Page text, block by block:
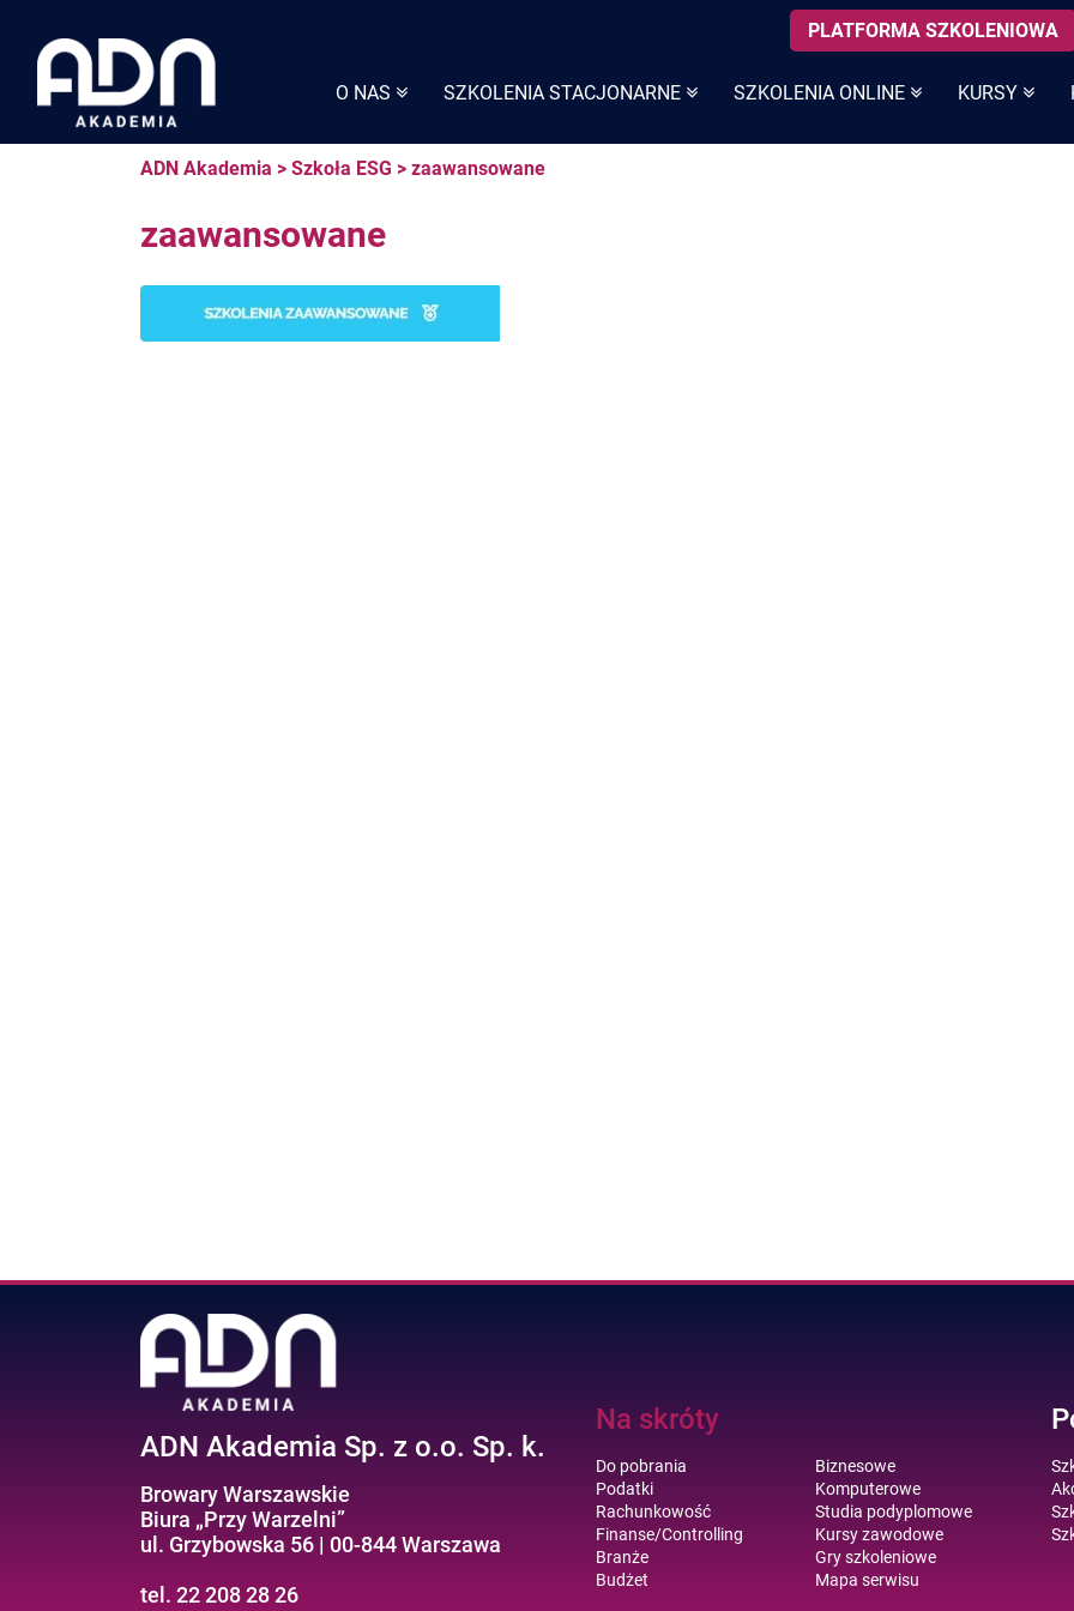
O NAS SZKOLENIA STACJONARNE SZKOLENIA ONLINE KURSY
content
PLATFORMA SZKOLENIOWA
ADN Akademia > Szkoła ESG > zaawansowane
zaawansowane
ADN Akademia Sp. z o.o. Sp. k.
Browary Warszawskie
Biura „Przy Warzelni”
ul. Grzybowska 56 | 00-844 Warszawa
tel. 22 208 28 26
Na skróty
Do pobrania
Podatki
Rachunkowość
Finanse/Controlling
Branże
Budżet
Biznesowe
Komputerowe
Studia podyplomowe
Kursy zawodowe
Gry szkoleniowe
Mapa serwisu